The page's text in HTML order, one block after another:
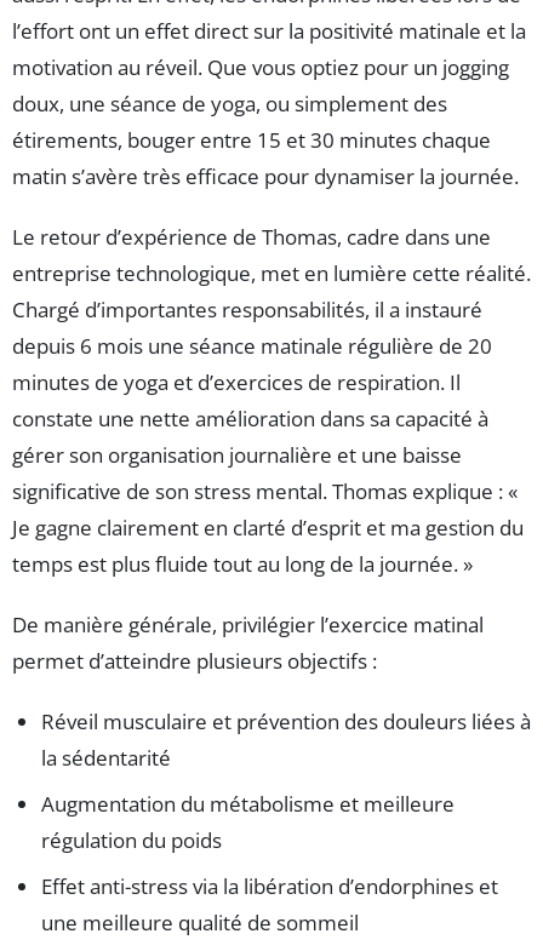
l’effort ont un effet direct sur la positivité matinale et la
motivation au réveil. Que vous optiez pour un jogging
doux, une séance de yoga, ou simplement des
étirements, bouger entre 15 et 30 minutes chaque
matin s’avère très efficace pour dynamiser la journée.
Le retour d’expérience de Thomas, cadre dans une
entreprise technologique, met en lumière cette réalité.
Chargé d’importantes responsabilités, il a instauré
depuis 6 mois une séance matinale régulière de 20
minutes de yoga et d’exercices de respiration. Il
constate une nette amélioration dans sa capacité à
gérer son organisation journalière et une baisse
significative de son stress mental. Thomas explique : «
Je gagne clairement en clarté d’esprit et ma gestion du
temps est plus fluide tout au long de la journée. »
De manière générale, privilégier l’exercice matinal
permet d’atteindre plusieurs objectifs :
Réveil musculaire et prévention des douleurs liées à
la sédentarité
Augmentation du métabolisme et meilleure
régulation du poids
Effet anti-stress via la libération d’endorphines et
une meilleure qualité de sommeil